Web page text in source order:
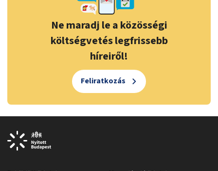
Ne maradj le a közösségi
költségvetés legfrissebb
híreiről!
Feliratkozás